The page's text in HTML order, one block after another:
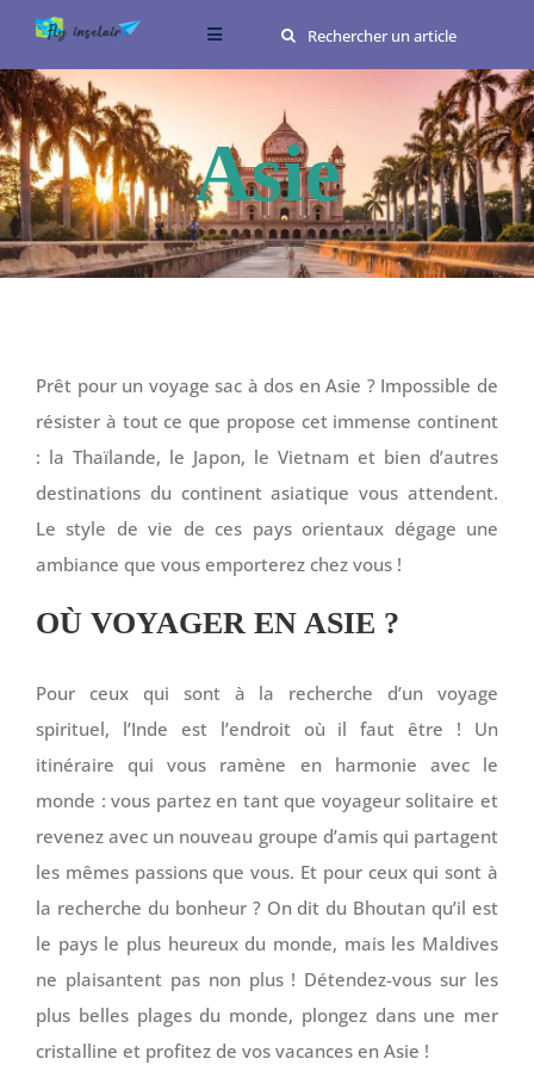
Passer
contenu
Toggle
Navigation
Conseils
Destinations
Food
Rechercher:
Asie
Prêt pour un voyage sac à dos en Asie ? Impossible de
résister à tout ce que propose cet immense continent
: la Thaïlande, le Japon, le Vietnam et bien d’autres
destinations du continent asiatique vous attendent.
Le style de vie de ces pays orientaux dégage une
ambiance que vous emporterez chez vous !
OÙ VOYAGER EN ASIE ?
Pour ceux qui sont à la recherche d’un voyage
spirituel, l’Inde est l’endroit où il faut être ! Un
itinéraire qui vous ramène en harmonie avec le
monde : vous partez en tant que voyageur solitaire et
revenez avec un nouveau groupe d’amis qui partagent
les mêmes passions que vous. Et pour ceux qui sont à
la recherche du bonheur ? On dit du Bhoutan qu’il est
le pays le plus heureux du monde, mais les Maldives
ne plaisantent pas non plus ! Détendez-vous sur les
plus belles plages du monde, plongez dans une mer
cristalline et profitez de vos vacances en Asie !